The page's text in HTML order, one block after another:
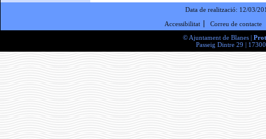
Data de realització: 12/03/
Accessibilitat
Correu de contacte
© Ajuntament de Blanes |
Passeig Dintre 29 |